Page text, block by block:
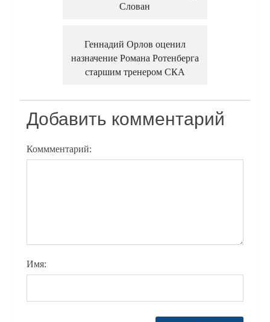
Слован
Геннадий Орлов оценил
назначение Романа Ротенберга
старшим тренером СКА
Добавить комментарий
Коммментарий:
Имя: